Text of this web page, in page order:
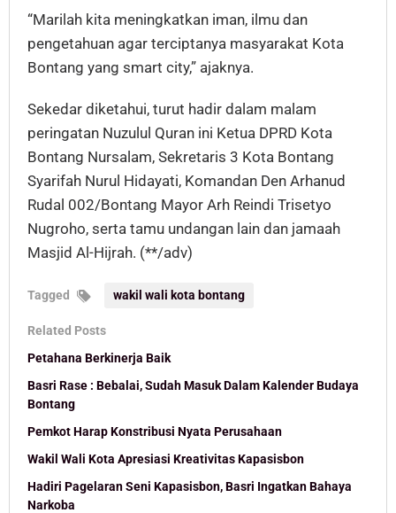
“Marilah kita meningkatkan iman, ilmu dan
pengetahuan agar terciptanya masyarakat Kota
Bontang yang smart city,” ajaknya.
Sekedar diketahui, turut hadir dalam malam
peringatan Nuzulul Quran ini Ketua DPRD Kota
Bontang Nursalam, Sekretaris 3 Kota Bontang
Syarifah Nurul Hidayati, Komandan Den Arhanud
Rudal 002/Bontang Mayor Arh Reindi Trisetyo
Nugroho, serta tamu undangan lain dan jamaah
Masjid Al-Hijrah. (**/adv)
Tagged wakil wali kota bontang
Related Posts
Petahana Berkinerja Baik
Basri Rase : Bebalai, Sudah Masuk Dalam Kalender Budaya
Bontang
Pemkot Harap Konstribusi Nyata Perusahaan
Wakil Wali Kota Apresiasi Kreativitas Kapasisbon
Hadiri Pagelaran Seni Kapasisbon, Basri Ingatkan Bahaya
Narkoba